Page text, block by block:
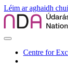
Léim ar aghaidh
Centre for